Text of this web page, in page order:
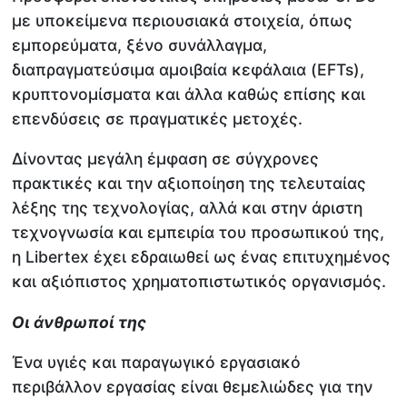
με υποκείμενα περιουσιακά στοιχεία, όπως
εμπορεύματα, ξένο συνάλλαγμα,
διαπραγματεύσιμα αμοιβαία κεφάλαια (EFTs),
κρυπτονομίσματα και άλλα καθώς επίσης και
επενδύσεις σε πραγματικές μετοχές.
Δίνοντας μεγάλη έμφαση σε σύγχρονες
πρακτικές και την αξιοποίηση της τελευταίας
λέξης της τεχνολογίας, αλλά και στην άριστη
τεχνογνωσία και εμπειρία του προσωπικού της,
η Libertex έχει εδραιωθεί ως ένας επιτυχημένος
και αξιόπιστος χρηματοπιστωτικός οργανισμός.
Οι άνθρωποί της
Ένα υγιές και παραγωγικό εργασιακό
περιβάλλον εργασίας είναι θεμελιώδες για την